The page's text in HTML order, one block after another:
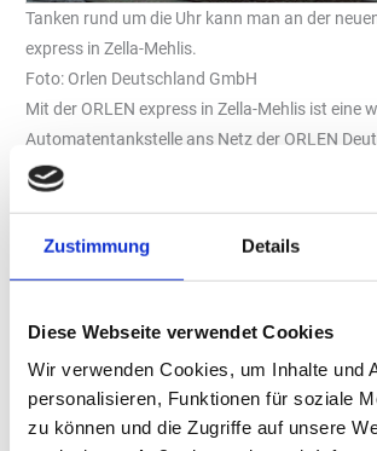
Zustimmung Details
Diese Webseite verwendet Cookies
Wir verwenden Cookies, um Inhalte und
personalisieren, Funktionen für soziale
zu können und die Zugriffe auf unsere
Tanken rund um die Uhr kann man an der
express in Zella-Mehlis.
Foto: Orlen Deutschland GmbH
Mit der ORLEN express in Zella-Mehlis ist eine
Automatentankstelle ans Netz der ORLEN
angeschlossen worden. Sie ist die erste selbst
unbemannte Station des Unternehmens.
bereitgestellt, um die steigende Nachfrage
Eine Fläche von 1.200 Quadratmetern Größe
erschlossen, um Platz für modernste
schaffen. Die ORLEN express